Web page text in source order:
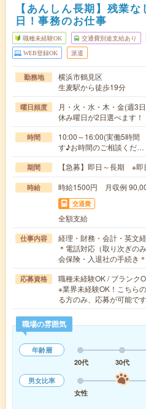
【あんしん長期】残業
日！事務のお仕事
職種未経験OK 交通費別途支給あり
WEB登録OK 派遣
勤務地
横浜市鶴見区
生麦駅から徒歩19分
曜日頻度
月・火・水・木・金(週3
休み曜日が2日選べます！
時間
10:00～16:00(実働5時間
す♪お時間のご相談くだ…
期間 【急募】即日～長期 ※即
時給 時給1500円 月収例
交通費
全額支給
仕事内容
経理・財務・会計・英文
＊電話対応（取り次ぎの
会保険・入退社の手続き
応募資格
職種未経験OK / ブランク
※業界未経験OK！こちら
る方のみ、応募が可能
職場の雰囲気
年齢層
20代
30代
男女比率
女性